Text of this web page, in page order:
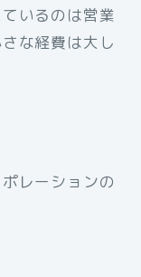
いるのは営業
な経費は大し
レーションの